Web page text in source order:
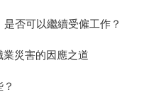
否可以繼續受僱工作？
災害的因應之道